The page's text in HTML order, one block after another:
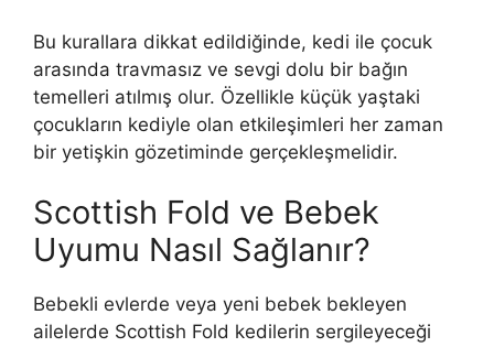
Bu kurallara dikkat edildiğinde, kedi ile çocuk
arasında travmasız ve sevgi dolu bir bağın
temelleri atılmış olur. Özellikle küçük yaştaki
çocukların kediyle olan etkileşimleri her zaman
bir yetişkin gözetiminde gerçekleşmelidir.
Scottish Fold ve Bebek
Uyumu Nasıl Sağlanır?
Bebekli evlerde veya yeni bebek bekleyen
ailelerde Scottish Fold kedilerin sergileyeceği